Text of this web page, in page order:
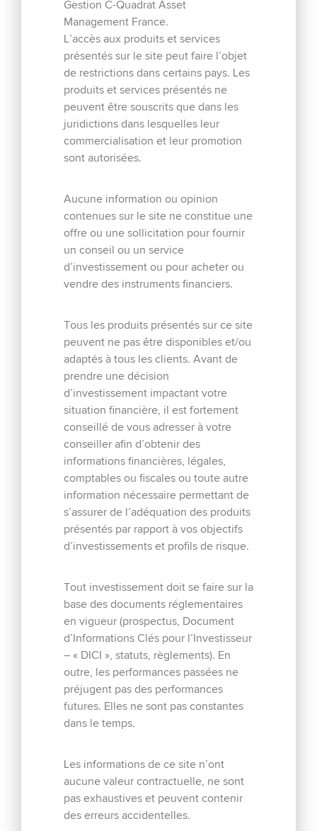
AIM Lux – C-Quadrat Europe
Multicap ESG
Fonds de conviction, AIM Lux C-Quadrat Europe
Multicap investit dans des actions émises par des
sociétés dont le siège social est situé en Europe, ou qui
réalisent la majeure partie de leurs activités en Europe.
Harmonis Patrimoine
un horizon d’investissement de deux ans, consiste à
surperformer (performance nette de frais de gestion)
l’indicateur de...
EN SAVOIR PLUS
C-Quadrat GreenStar ESG
Flexible
des critères environnementaux, sociaux, et de
gouvernance (ESG) et selon une approche « Best in
Class », à réaliser...
EN SAVOIR PLUS
AIM Lux – C-Quadrat Europe
Smallcap
Gestion C-Quadrat Asset
Management France.
L’accès aux produits et services
présentés sur le site peut faire l’objet
de restrictions dans certains pays. Les
produits et services présentés ne
peuvent être souscrits que dans les
juridictions dans lesquelles leur
commercialisation et leur promotion
sont autorisées.
Aucune information ou opinion
contenues sur le site ne constitue une
offre ou une sollicitation pour fournir
un conseil ou un service
d’investissement ou pour acheter ou
vendre des instruments financiers.
Tous les produits présentés sur ce site
peuvent ne pas être disponibles et/ou
adaptés à tous les clients. Avant de
prendre une décision
d’investissement impactant votre
situation financière, il est fortement
conseillé de vous adresser à votre
conseiller afin d’obtenir des
informations financières, légales,
comptables ou fiscales ou toute autre
information nécessaire permettant de
s’assurer de l’adéquation des produits
présentés par rapport à vos objectifs
d’investissements et profils de risque.
Tout investissement doit se faire sur la
base des documents réglementaires
en vigueur (prospectus, Document
d’Informations Clés pour l’Investisseur
– « DICI », statuts, règlements). En
outre, les performances passées ne
préjugent pas des performances
futures. Elles ne sont pas constantes
dans le temps.
Les informations de ce site n’ont
aucune valeur contractuelle, ne sont
pas exhaustives et peuvent contenir
des erreurs accidentelles.